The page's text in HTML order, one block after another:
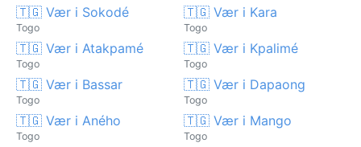
🇹🇬 Vær i Sokodé
Togo
🇹🇬 Vær i Kara
Togo
🇹🇬 Vær i Atakpamé
Togo
🇹🇬 Vær i Kpalimé
Togo
🇹🇬 Vær i Bassar
Togo
🇹🇬 Vær i Dapaong
Togo
🇹🇬 Vær i Aného
Togo
🇹🇬 Vær i Mango
Togo